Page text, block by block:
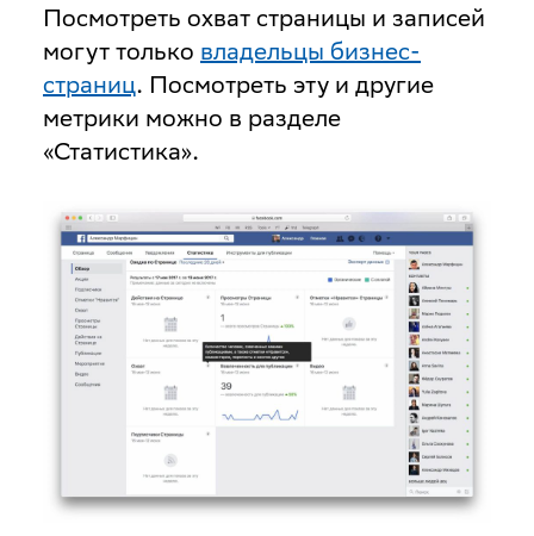
Посмотреть охват страницы и записей
могут только владельцы бизнес-
страниц. Посмотреть эту и другие
метрики можно в разделе
«Статистика».